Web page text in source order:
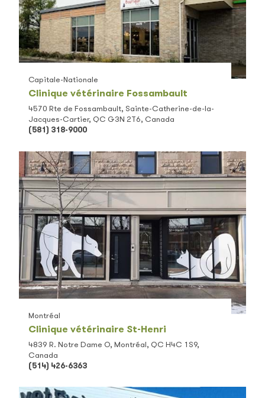
Clinique vétérinaire Fossambault
Capitale-Nationale
4570 Rte de Fossambault, Sainte-Catherine-de-la-
Jacques-Cartier, QC G3N 2T6, Canada
(581) 318-9000
Clinique vétérinaire St-Henri
Montréal
4839 R. Notre Dame O, Montréal, QC H4C 1S9,
Canada
(514) 426-6363